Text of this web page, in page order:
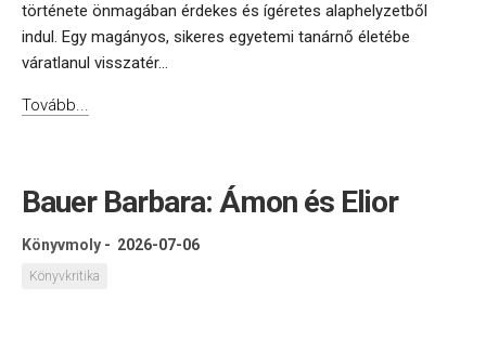
története önmagában érdekes és ígéretes alaphelyzetből
indul. Egy magányos, sikeres egyetemi tanárnő életébe
váratlanul visszatér...
Tovább...
Bauer Barbara: Ámon és Elior
Könyvmoly - 2026-07-06
Könyvkritika